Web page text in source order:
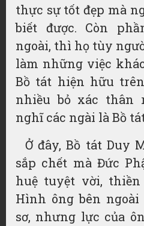
thực sự tốt đẹp mà
biết được. Còn
ngoài, thì họ tùy
làm những việc
Bồ tát hiện hữu
nhiều bỏ xác thân
nghĩ các ngài là Bồ
Ở đây, Bồ tát Duy
sắp chết mà Đức
huệ tuyệt vời,
Hình ông bên
sơ, nhưng lực của